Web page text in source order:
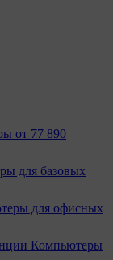
от 77 890
для базовых
для офисных
Компьютеры